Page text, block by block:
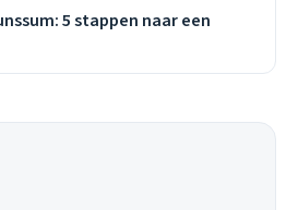
5 stappen naar een